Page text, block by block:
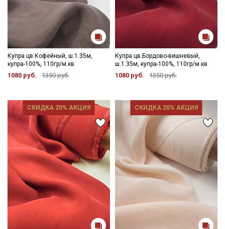
Купра цв.Кофейный, ш.1.35м,
купра-100%, 110гр/м.кв
1080 руб. 1350 руб.
Купра цв.Бордово-вишневый,
ш.1.35м, купра-100%, 110гр/м.кв
1080 руб. 1350 руб.
СКИДКА 20% АКЦИЯ СКИДКА 20% АКЦИЯ